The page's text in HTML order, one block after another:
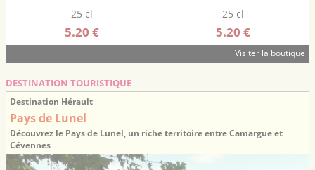
25 cl
5.20 €
25 cl
5.20 €
Visiter la boutique
DESTINATION TOURISTIQUE
Destination Hérault
Pays de Lunel
Découvrez le Pays de Lunel, un riche territoire entre Camargue et
Cévennes